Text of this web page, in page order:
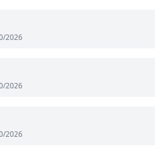
2026
2026
2026